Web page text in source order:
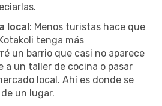
local: Menos turistas hace que
tenga más
un barrio que casi no aparece
a un taller de cocina o pasar
local. Ahí es donde se
un lugar.